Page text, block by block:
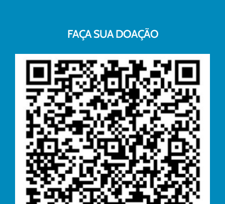
FAÇA SUA DOAÇÃO